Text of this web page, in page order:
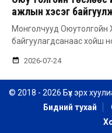
ажлын хэсэг
Монголчууд Оюутолгойн
байгуулагдсанаас хойш
2026-07-24
© 2018 - 2026 Бүх эрх
Бидний тухай